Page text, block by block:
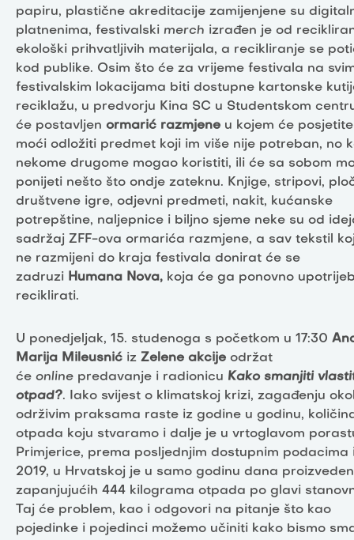
papiru, plastične akreditacije zamijenjene su
platnenima, festivalski merch izrađen je od
ekološki prihvatljivih materijala, a recikliranje se
kod publike. Osim što će za vrijeme festivala na
festivalskim lokacijama biti dostupne kartonske
reciklažu, u predvorju Kina SC u Studentskom
će postavljen ormarić razmjene u kojem će
moći odložiti predmet koji im više nije potreban, no
nekome drugome mogao koristiti, ili će sa sobom
ponijeti nešto što ondje zateknu. Knjige, stripovi,
društvene igre, odjevni predmeti, nakit, kućanske
potrepštine, naljepnice i biljno sjeme neke su od
sadržaj ZFF-ova ormarića razmjene, a sav tekstil
ne razmijeni do kraja festivala donirat će se
zadruzi Humana Nova, koja će ga ponovno
reciklirati.
U ponedjeljak, 15. studenoga s početkom u 17:30
Marija Mileusnić iz Zelene akcije održat
će online predavanje i radionicu Kako smanjiti
otpad?. Iako svijest o klimatskoj krizi, zagađenju
održivim praksama raste iz godine u godinu,
otpada koju stvaramo i dalje je u vrtoglavom
Primjerice, prema posljednjim dostupnim podacima
2019, u Hrvatskoj je u samo godinu dana
zapanjujućih 444 kilograma otpada po glavi
Taj će problem, kao i odgovori na pitanje što kao
pojedinke i pojedinci možemo učiniti kako bismo